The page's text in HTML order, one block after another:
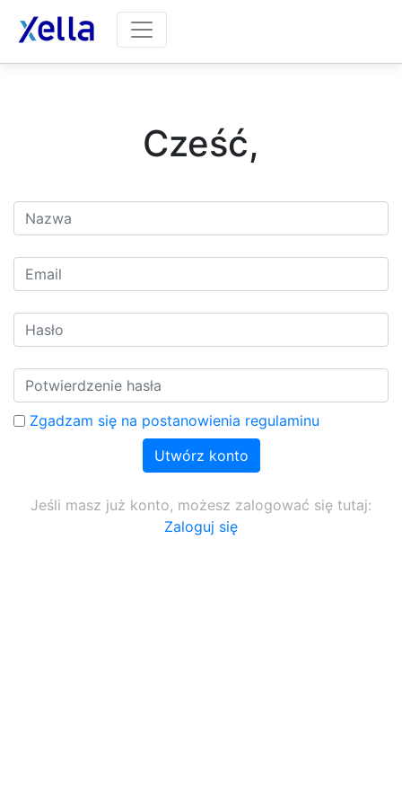
Cześć,
Zgadzam się na postanowienia regulaminu
Jeśli masz już konto, możesz zalogować się tutaj:
Zaloguj się